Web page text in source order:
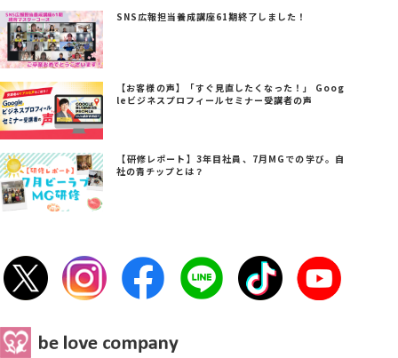
SNS広報担当養成講座61期終了しました！
【お客様の声】「すぐ見直したくなった！」 Goog
leビジネスプロフィールセミナー受講者の声
【研修レポート】3年目社員、7月MGでの学び。自
社の青チップとは？